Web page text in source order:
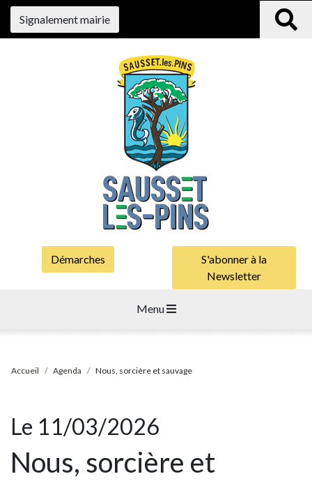
Signalement mairie
Démarches
S'abonner à la
Newsletter
Menu
Accueil Agenda Nous, sorcière et sauvage
Le 11/03/2026
Nous, sorcière et